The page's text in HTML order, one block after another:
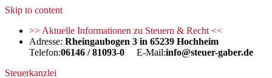
Skip to content
>> Aktuelle Informationen zu Steuern & Recht <<
Adresse: Rheingaubogen 3 in 65239 Hochheim
Telefon:06146 / 81093-0 E-Mail:info@steuer-gaber.de
Steuerkanzlei